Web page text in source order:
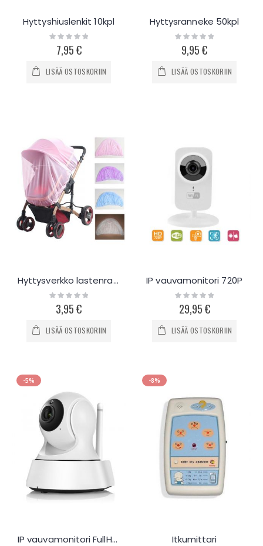
Hyttyshiuslenkit 10kpl
Rating:
0%7,95 €
LISÄÄ OSTOSKORIIN
Hyttysranneke 50kpl
Rating:
0%9,95 €
LISÄÄ OSTOSKORIIN
Hyttysverkko lastenrattaisiin
Rating:
0%3,95 €
LISÄÄ OSTOSKORIIN
IP vauvamonitori 720P
Rating:
0%
29,95 €
LISÄÄ OSTOSKORIIN
-5%
IP vauvamonitori FullHD 1080p
-8%
Itkumittari